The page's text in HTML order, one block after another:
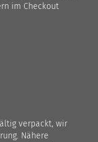
im Checkout
verpackt, wir
Nähere